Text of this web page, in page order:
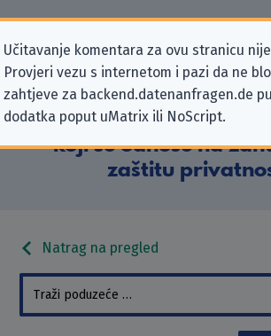
Učitavanje komentara za ovu stranicu
Provjeri vezu s internetom i pazi da ne
zahtjeve za backend.datenanfragen.de
dodatka poput uMatrix ili NoScript.
Podaci
„Energieversorgung
koji se odnose na
zaštitu
Natrag na pregled